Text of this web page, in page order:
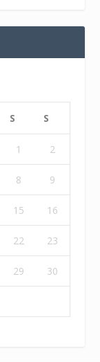
S S
1 2
8 9
15 16
22 23
29 30